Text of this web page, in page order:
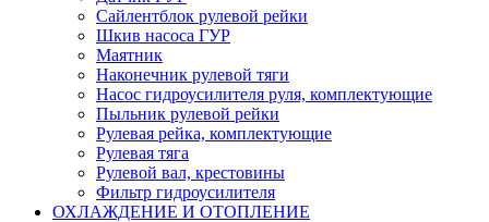
Сайлентблок рулевой рейки
Шкив насоса ГУР
Маятник
Наконечник рулевой тяги
Насос гидроусилителя руля, комплектующие
Пыльник рулевой рейки
Рулевая рейка, комплектующие
Рулевая тяга
Рулевой вал, крестовины
Фильтр гидроусилителя
ОХЛАЖДЕНИЕ И ОТОПЛЕНИЕ